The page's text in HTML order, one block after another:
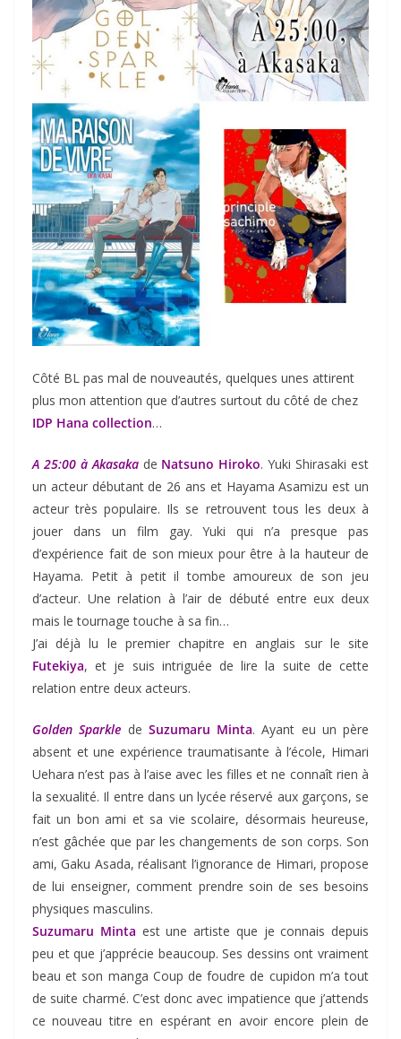
Côté BL pas mal de nouveautés, quelques unes attirent
plus mon attention que d’autres surtout du côté de chez
IDP Hana collection…
A 25:00 à Akasakade Natsuno Hiroko. Yuki Shirasaki est
un acteur débutant de 26 ans et Hayama Asamizu est un
acteur très populaire. Ils se retrouvent tous les deux à
jouer dans un film gay. Yuki qui n’a presque pas
d’expérience fait de son mieux pour être à la hauteur de
Hayama. Petit à petit il tombe amoureux de son jeu
d’acteur. Une relation à l’air de débuté entre eux deux
mais le tournage touche à sa fin…
J’ai déjà lu le premier chapitre en anglais sur le site
Futekiya, et je suis intriguée de lire la suite de cette
relation entre deux acteurs.
Golden Sparkle de Suzumaru Minta. Ayant eu un père
absent et une expérience traumatisante à l’école, Himari
Uehara n’est pas à l’aise avec les filles et ne connaît rien à
la sexualité. Il entre dans un lycée réservé aux garçons, se
fait un bon ami et sa vie scolaire, désormais heureuse,
n’est gâchée que par les changements de son corps. Son
ami, Gaku Asada, réalisant l’ignorance de Himari, propose
de lui enseigner, comment prendre soin de ses besoins
physiques masculins.
Suzumaru Minta est une artiste que je connais depuis
peu et que j’apprécie beaucoup. Ses dessins ont vraiment
beau et son manga Coup de foudre de cupidon m’a tout
de suite charmé. C’est donc avec impatience que j’attends
ce nouveau titre en espérant en avoir encore plein de